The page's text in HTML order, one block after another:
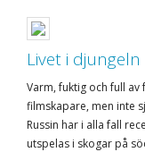
Livet i djungeln
Varm, fuktig och full
filmskapare, men inte
Russin har i alla fall
utspelas i skogar på